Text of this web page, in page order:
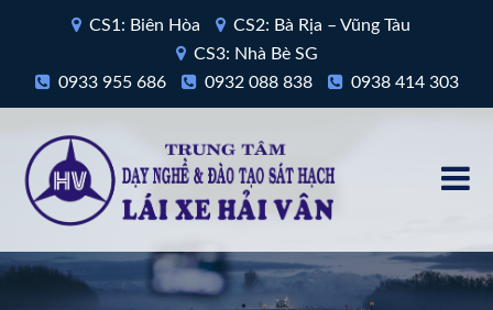
CS1: Biên Hòa
CS2: Bà Rịa – Vũng Tàu
CS3: Nhà Bè SG
0933 955 686
0932 088 838 0938 414 303